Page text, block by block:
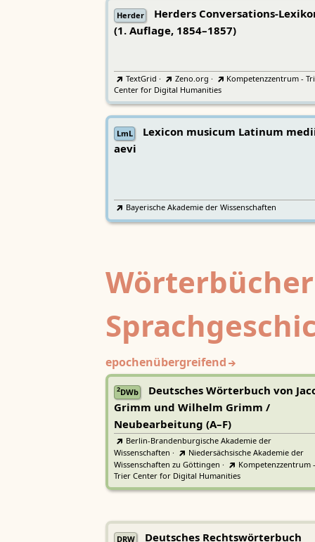
Herder
Herders Conversations-
(1. Auflage, 1854–1857)
TextGrid · Zeno.org ·
Kompetenzzentrum -
Center for Digital Humanities
LmL
Lexicon musicum Latinum
aevi
Bayerische Akademie der Wissenschaften
epochenübergreifend
2DWb
Deutsches Wörterbuch von
Grimm und Wilhelm Grimm /
Neubearbeitung (A–F)
Berlin-Brandenburgische Akademie der
Wissenschaften ·
Niedersächsische Akademie der
Wissenschaften zu Göttingen ·
Kompetenzzentrum -
Trier Center for Digital Humanities
DRW Deutsches Rechtswörterbuch